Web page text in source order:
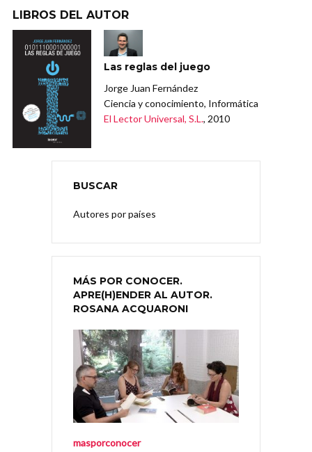
LIBROS DEL AUTOR
Las reglas del juego
Jorge Juan Fernández
Ciencia y conocimiento, Informática
El Lector Universal, S.L., 2010
BUSCAR
Autores por países
MÁS POR CONOCER.
APRE(H)ENDER AL AUTOR.
ROSANA ACQUARONI
masporconocer